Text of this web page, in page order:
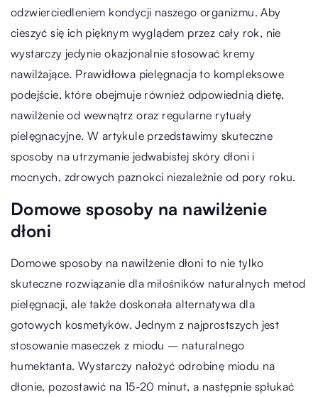
odzwierciedleniem kondycji naszego organizmu. Aby
cieszyć się ich pięknym wyglądem przez cały rok, nie
wystarczy jedynie okazjonalnie stosować kremy
nawilżające. Prawidłowa pielęgnacja to kompleksowe
podejście, które obejmuje również odpowiednią dietę,
nawilżenie od wewnątrz oraz regularne rytuały
pielęgnacyjne. W artykule przedstawimy skuteczne
sposoby na utrzymanie jedwabistej skóry dłoni i
mocnych, zdrowych paznokci niezależnie od pory roku.
Domowe sposoby na nawilżenie
dłoni
Domowe sposoby na nawilżenie dłoni to nie tylko
skuteczne rozwiązanie dla miłośników naturalnych metod
pielęgnacji, ale także doskonała alternatywa dla
gotowych kosmetyków. Jednym z najprostszych jest
stosowanie maseczek z miodu – naturalnego
humektanta. Wystarczy nałożyć odrobinę miodu na
dłonie, pozostawić na 15-20 minut, a następnie spłukać